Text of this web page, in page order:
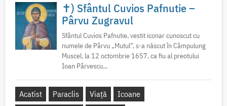
✝) Sfântul Cuvios Pafnutie –
Pârvu Zugravul
Sfântul Cuvios Pafnutie, vestit iconar cunoscut cu
numele de Pârvu „Mutul”, s-a născut în Câmpulung
Muscel, la 12 octombrie 1657, ca fiu al preotului
Ioan Pârvescu...
Acatist Paraclis Viață
Icoane